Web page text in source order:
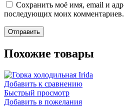
Сохранить моё имя, email и
последующих моих комментариев.
Похожие товары
Добавить к сравнению
Быстрый просмотр
Добавить в пожелания